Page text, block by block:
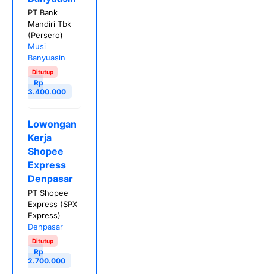
PT Bank
Mandiri Tbk
(Persero)
Musi
Banyuasin
Ditutup
Rp
3.400.000
Lowongan
Kerja
Shopee
Express
Denpasar
PT Shopee
Express (SPX
Express)
Denpasar
Ditutup
Rp
2.700.000